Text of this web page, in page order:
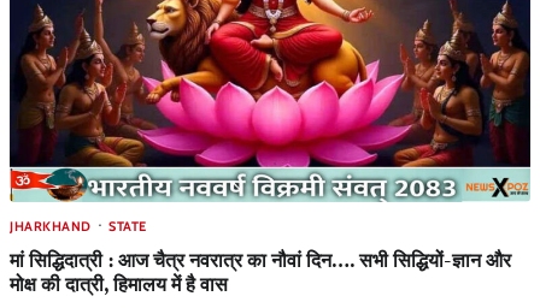
JHARKHAND STATE
मां सिद्धिदात्री : आज चैत्र नवरात्र का नौवां दिन…. सभी सिद्धियों-ज्ञान और
मोक्ष की दात्री, हिमालय में है वास